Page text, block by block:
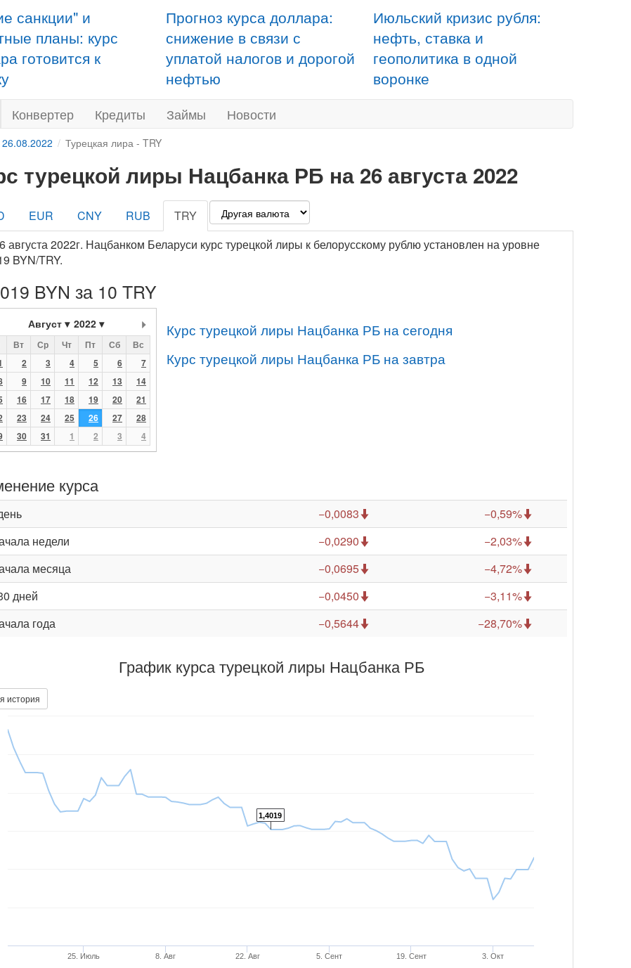
санкции" и
планы: курс
готовится к
Прогноз курса доллара:
снижение в связи с
уплатой налогов и дорогой
нефтью
Июльский кризис рубля:
нефть, ставка и
геополитика в одной
воронке
Конвертер Кредиты Займы Новости
Турецкая лира - TRY
турецкой лиры Нацбанка РБ на 26 августа 2022
EUR CNY RUB
TRY
августа 2022г. Нацбанком Беларуси курс турецкой лиры к белорусскому рублю установлен на уровне
BYN/TRY.
BYN за 10 TRY
Август 2022
Вт Ср Чт Пт Сб
Вс
2 3 4 5 6
7
9 10 11 12 13
14
16 17 18 19 20
21
23 24 25 26 27
28
30 31 1 2 3 4
Курс турецкой лиры Нацбанка РБ на сегодня
Курс турецкой лиры Нацбанка РБ на завтра
курса
−0,0083
−0,59%
недели
−0,0290
−2,03%
месяца
−0,0695
−4,72%
дней
−0,0450
−3,11%
года
−0,5644 −28,70%
График курса турецкой лиры Нацбанка РБ
история
1,4019
25. Июль 8. Авг 22. Авг 5. Сент 19. Сент 3. Окт